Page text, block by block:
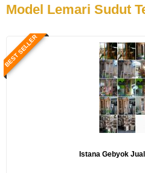
Model Lemari Sudut
BEST SELLER
Istana Gebyok